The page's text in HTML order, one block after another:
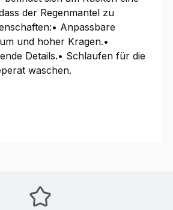
der Regenmantel zu
Anpassbare
und hoher Kragen.•
Details.• Schlaufen für die
waschen.